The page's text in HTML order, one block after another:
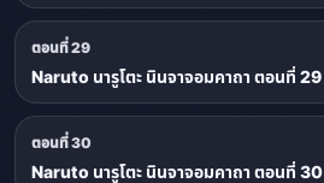
ตอนที่ 29
Naruto นารูโตะ นินจาจอมคาถา ตอนที่ 29
ตอนที่ 30
Naruto นารูโตะ นินจาจอมคาถา ตอนที่ 30